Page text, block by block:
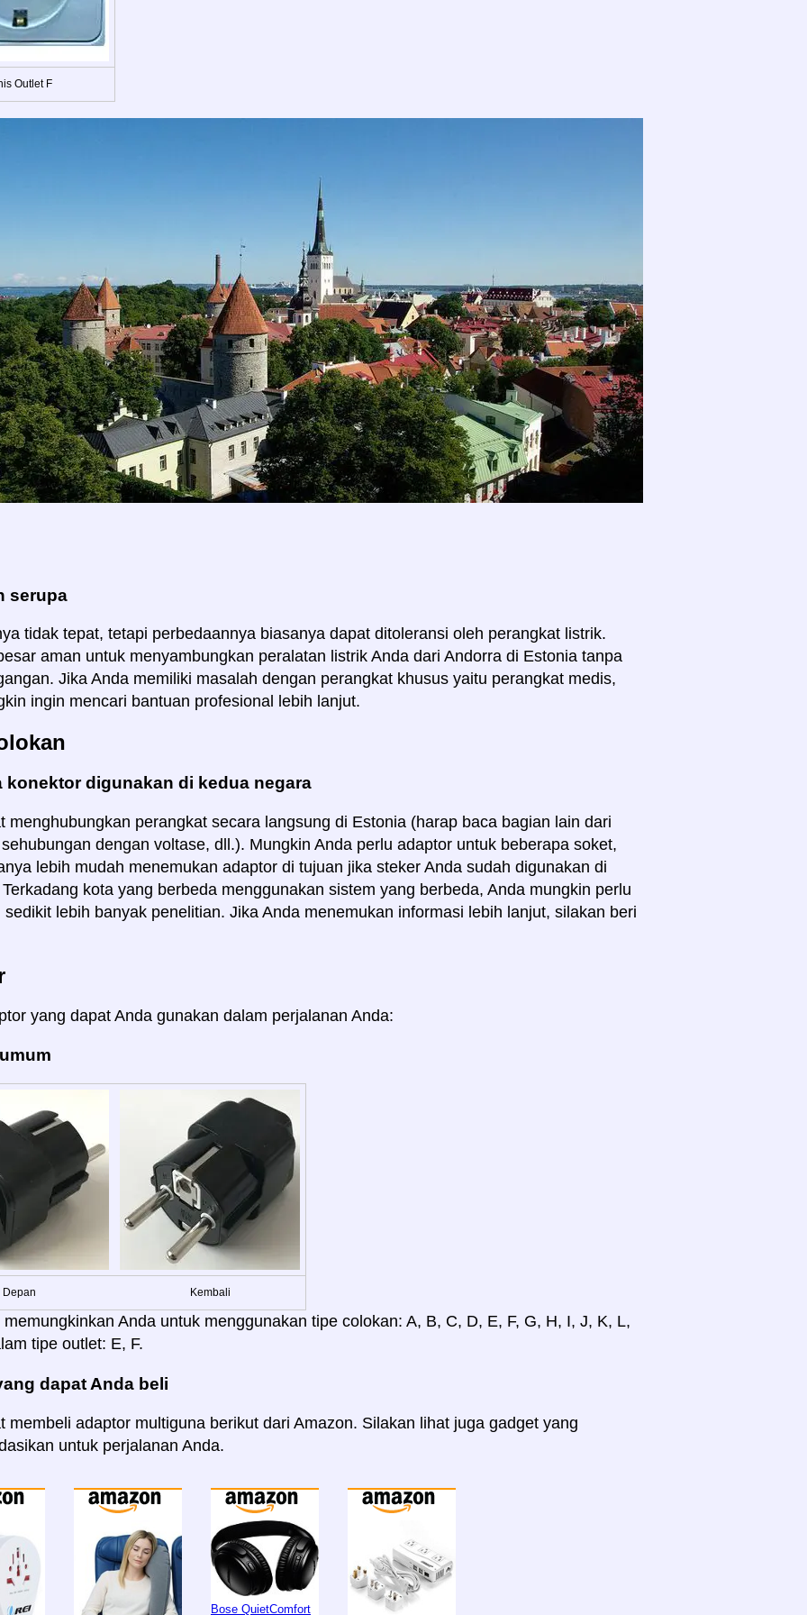
Outlet F
serupa
tidak tepat, tetapi perbedaannya biasanya dapat ditoleransi oleh perangkat listrik.
aman untuk menyambungkan peralatan listrik Anda dari Andorra di Estonia tanpa
Jika Anda memiliki masalah dengan perangkat khusus yaitu perangkat medis,
ingin mencari bantuan profesional lebih lanjut.
konektor digunakan di kedua negara
menghubungkan perangkat secara langsung di Estonia (harap baca bagian lain dari
dengan voltase, dll.). Mungkin Anda perlu adaptor untuk beberapa soket,
lebih mudah menemukan adaptor di tujuan jika steker Anda sudah digunakan di
kota yang berbeda menggunakan sistem yang berbeda, Anda mungkin perlu
sedikit lebih banyak penelitian. Jika Anda menemukan informasi lebih lanjut, silakan beri
yang dapat Anda gunakan dalam perjalanan Anda:
Depan Kembali
Anda untuk menggunakan tipe colokan: A, B, C, D, E, F, G, H, I, J, K, L,
tipe outlet: E, F.
dapat Anda beli
membeli adaptor multiguna berikut dari Amazon. Silakan lihat juga gadget yang
untuk perjalanan Anda.
Bose QuietComfort